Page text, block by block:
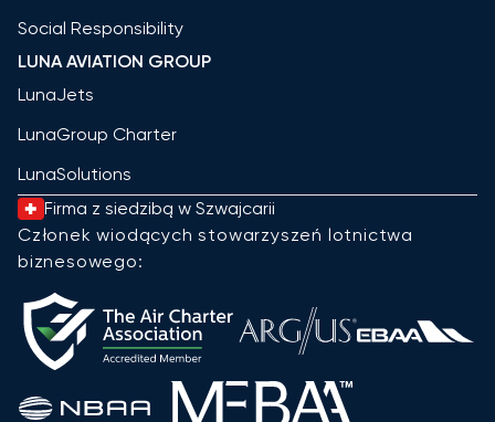
Social Responsibility
LUNA AVIATION GROUP
LunaJets
LunaGroup Charter
LunaSolutions
Firma z siedzibą w Szwajcarii
Członek wiodących stowarzyszeń lotnictwa
biznesowego: